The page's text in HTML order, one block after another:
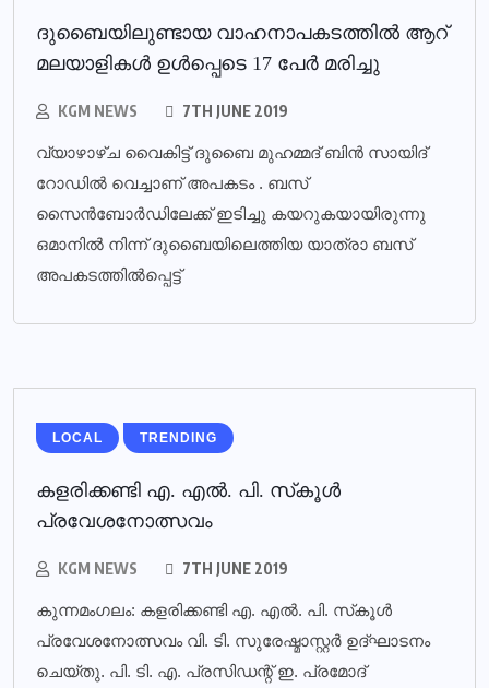
ദുബൈയിലുണ്ടായ വാഹനാപകടത്തില്‍ ആറ്
മലയാളികള്‍ ഉള്‍പ്പെടെ 17 പേര്‍ മരിച്ചു
KGM NEWS 7TH JUNE 2019
വ്യാഴാഴ്ച വൈകിട്ട് ദുബൈ മുഹമ്മദ് ബിൻ സായിദ്
റോഡിൽ വെച്ചാണ് അപകടം . ബസ്
സൈൻബോർഡിലേക്ക് ഇടിച്ചു കയറുകയായിരുന്നു
ഒമാനിൽ നിന്ന് ദുബൈയിലെത്തിയ യാത്രാ ബസ്
അപകടത്തിൽപ്പെട്ട്
LOCAL TRENDING
കളരിക്കണ്ടി എ. എല്‍. പി. സ്‌കൂള്‍
പ്രവേശനോത്സവം
KGM NEWS 7TH JUNE 2019
കുന്നമംഗലം: കളരിക്കണ്ടി എ. എല്‍. പി. സ്‌കൂള്‍
പ്രവേശനോത്സവം വി. ടി. സുരേഷ്മാസ്റ്റര്‍ ഉദ്ഘാടനം
ചെയ്തു. പി. ടി. എ. പ്രസിഡന്റ് ഇ. പ്രമോദ്